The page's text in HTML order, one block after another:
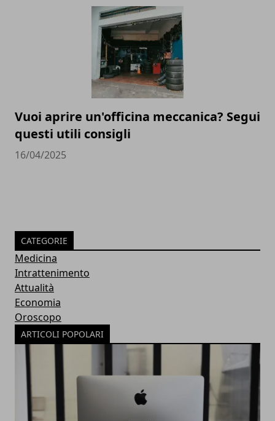
Vuoi aprire un'officina meccanica? Segui
questi utili consigli
16/04/2025
CATEGORIE
Medicina
Intrattenimento
Attualità
Economia
Oroscopo
ARTICOLI POPOLARI